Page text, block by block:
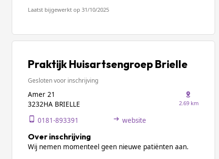
Laatst bijgewerkt op 31/10/2025
Praktijk Huisartsengroep Brielle
Gesloten voor inschrijving
Amer 21
3232HA BRIELLE
2.69 km
0181-893391 website
Over inschrijving
Wij nemen momenteel geen nieuwe patiënten aan.